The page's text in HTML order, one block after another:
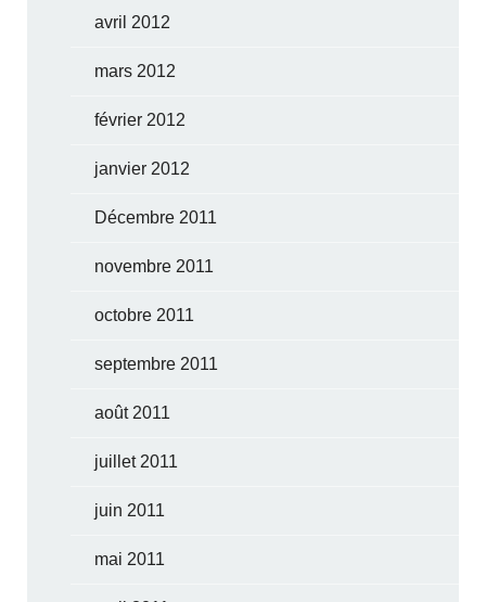
avril 2012
mars 2012
février 2012
janvier 2012
Décembre 2011
novembre 2011
octobre 2011
septembre 2011
août 2011
juillet 2011
juin 2011
mai 2011